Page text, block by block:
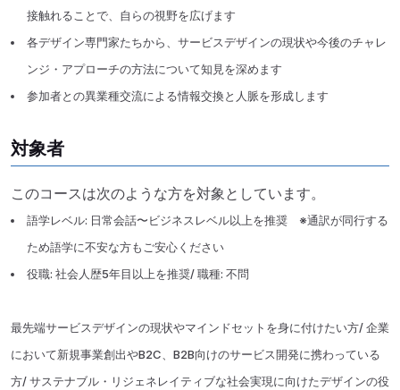
接触れることで、⾃らの視野を広げます
各デザイン専⾨家たちから、サービスデザインの現状や今後のチャレ
ンジ・アプローチの⽅法について知⾒を深めます
参加者との異業種交流による情報交換と⼈脈を形成します
対象者
このコースは次のような方を対象としています。
語学レベル: ⽇常会話〜ビジネスレベル以上を推奨 ※通訳が同行する
ため語学に不安な方もご安心ください
役職: 社会⼈歴5年⽬以上を推奨/ 職種: 不問
最先端サービスデザインの現状やマインドセットを⾝に付けたい⽅/ 企業
において新規事業創出やB2C、B2B向けのサービス開発に携わっている
⽅/ サステナブル・リジェネレイティブな社会実現に向けたデザインの役